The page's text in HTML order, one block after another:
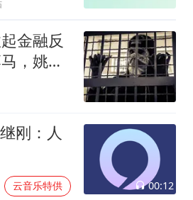
金融反
，姚伟
刚：人
云音乐特供 00:12